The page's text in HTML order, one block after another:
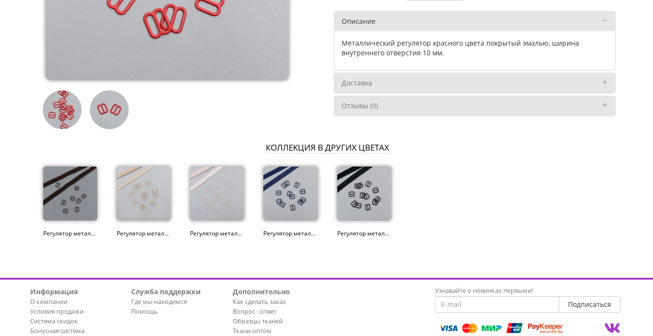
Описание
Металлический регулятор красного цвета покрытый эмалью, ширина
внутреннего отверстия 10 мм.
Доставка
Отзывы (0)
КОЛЛЕКЦИЯ В ДРУГИХ ЦВЕТАХ
Регулятор метал... Регулятор метал... Регулятор метал... Регулятор метал... Регулятор метал...
Информация
О компании
Условия продажи
Система скидок
Бонусная система
Служба поддержки
Где мы находимся
Помощь
Дополнительно
Как сделать заказ
Вопрос - ответ
Образцы тканей
Ткани оптом
Узнавайте о новинках первыми!